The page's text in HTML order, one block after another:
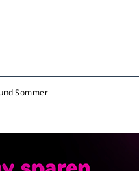
Sommer